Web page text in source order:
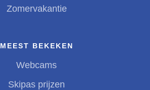
Zomervakantie
MEEST BEKEKEN
Webcams
Skipas prijzen